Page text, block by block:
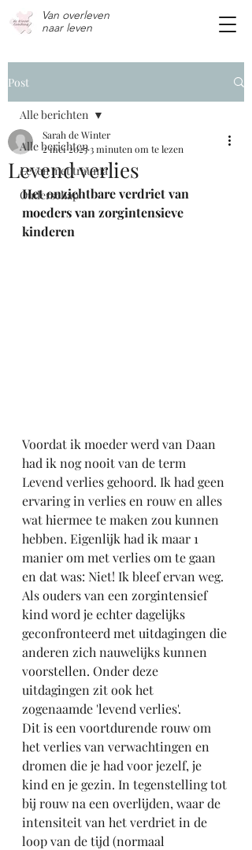
Van overleven
naar leven
Post
Alle berichten
Leven met trauma
Ouderschap
Alle berichten
Levend verlies
Sarah de Winter
2 mei 20253 minuten om te lezen
Het onzichtbare verdriet van
moeders van zorgintensieve
kinderen
Voordat ik moeder werd van Daan
had ik nog nooit van de term
Levend verlies gehoord. Ik had geen
ervaring in verlies en rouw en alles
wat hiermee te maken zou kunnen
hebben. Eigenlijk had ik maar 1
manier om met verlies om te gaan
en dat was: Niet! Ik bleef ervan weg.
Als ouders van een zorgintensief
kind word je echter dagelijks
geconfronteerd met uitdagingen die
anderen zich nauwelijks kunnen
voorstellen. Onder deze
uitdagingen zit ook het
zogenaamde 'levend verlies'.
Dit is een voortdurende rouw om
het verlies van verwachtingen en
dromen die je had voor jezelf, je
kind en je gezin. In tegenstelling tot
bij rouw na een overlijden, waar de
intensiteit van het verdriet in de
loop van de tijd (normaal